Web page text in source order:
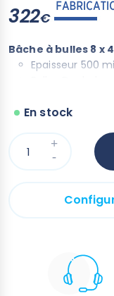
322€
Bâche à bulles 8 x
Epaisseur 500
Contient la
Limite l'apport
Gain de
En stock